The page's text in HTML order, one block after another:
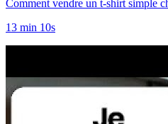
Comment vendre un t-shirt simple
13 min 10s